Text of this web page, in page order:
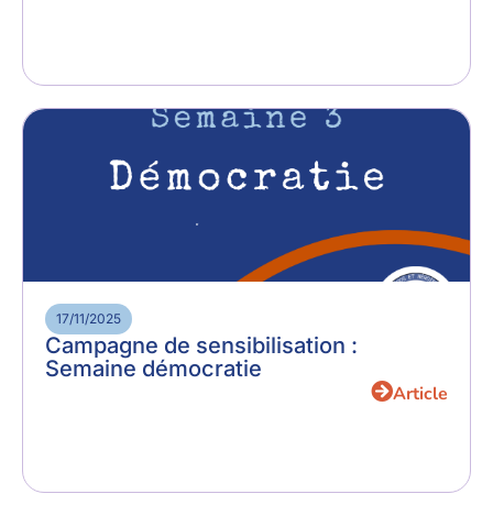
17/11/2025
Campagne de sensibilisation :
Semaine démocratie
Article